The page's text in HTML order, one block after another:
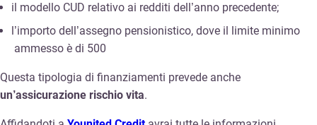
il modello CUD relativo ai redditi dell’anno precedente;
l’importo dell’assegno pensionistico, dove il limite minimo
ammesso è di 500
Questa tipologia di finanziamenti prevede anche
un’assicurazione rischio vita.